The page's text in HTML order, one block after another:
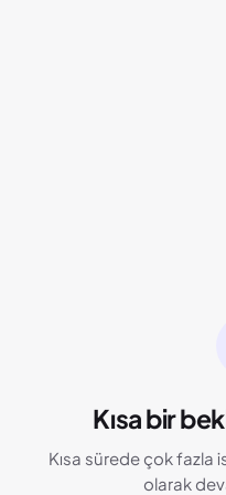
Kısa bir
Kısa sürede çok fazla
olarak